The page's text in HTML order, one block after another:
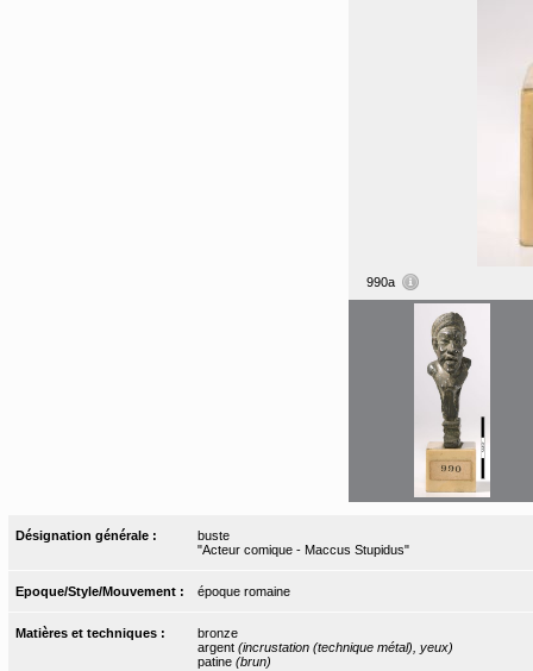
990a
Désignation générale :
buste
"Acteur comique - Maccus Stupidus"
Epoque/Style/Mouvement : époque romaine
Matières et techniques :
bronze
argent (incrustation (technique métal), yeux)
patine (brun)